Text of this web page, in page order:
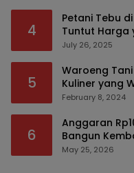
4
Petani Tebu
Tuntut Harga
July 26, 2025
5
Waroeng Tani
Kuliner yang
February 8, 2024
6
Anggaran
Bangun
Bencana
May 25, 2026